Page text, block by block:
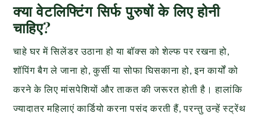
क्या वेटलिफ्टिंग सिर्फ पुरुषों के लिए होनी
चाहिए?
चाहे घर में सिलेंडर उठाना हो या बॉक्स को शेल्फ पर रखना हो,
शॉपिंग बैग ले जाना हो, कुर्सी या सोफा घिसकाना हो, इन कार्यों को
करने के लिए मांसपेशियों और ताकत की जरूरत होती है। हालांकि
ज्यादातर महिलाएं कार्डियो करना पसंद करती हैं, परन्तु उन्हें स्ट्रेंथ